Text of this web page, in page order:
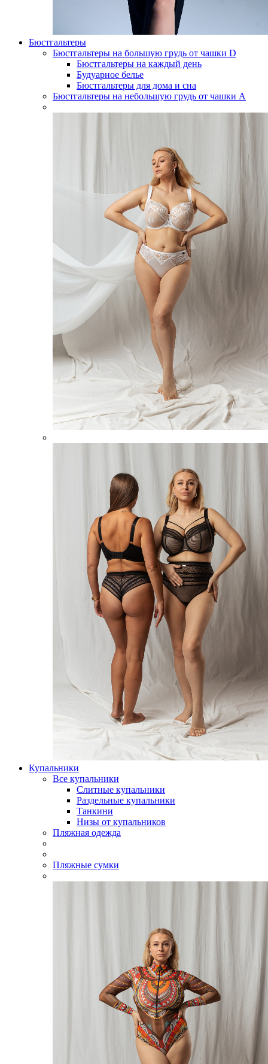
Бюстгальтеры
Бюстгальтеры на большую грудь от чашки D
Бюстгальтеры на каждый день
Будуарное белье
Бюстгальтеры для дома и сна
Бюстгальтеры на небольшую грудь от чашки А
Купальники
Все купальники
Слитные купальники
Раздельные купальники
Танкини
Низы от купальников
Пляжная одежда
Пляжные сумки